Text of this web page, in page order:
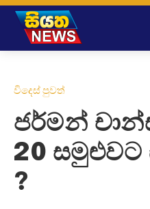
විදෙස් පුවත්
ජර්මන්
20 සමුළුවට
?